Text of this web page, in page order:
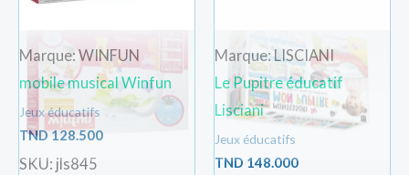
Marque: WINFUN
mobile musical Winfun
Jeux éducatifs
TND128.500
SKU: jls845
Marque: LISCIANI
Le Pupitre éducatif
Lisciani
Jeux éducatifs
TND 148.000